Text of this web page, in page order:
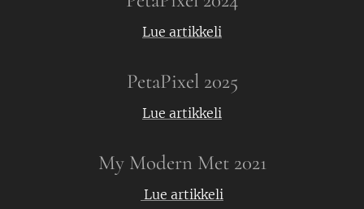
Lue artikkeli
PetaPixel 2025
Lue artikkeli
My Modern Met 2021
Lue artikkeli